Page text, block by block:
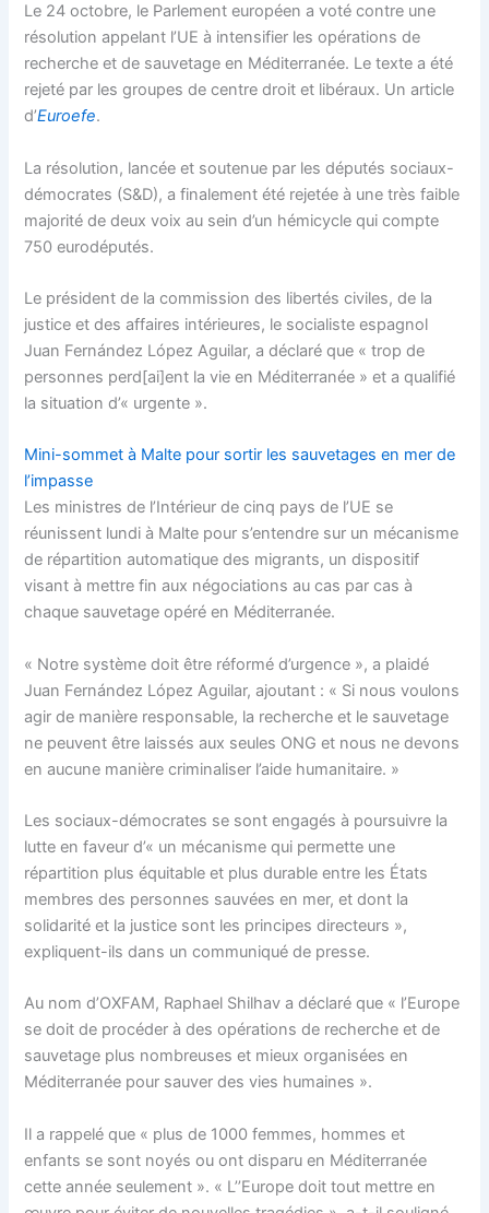
Le 24 octobre, le Parlement européen a voté contre une
résolution appelant l’UE à intensifier les opérations de
recherche et de sauvetage en Méditerranée. Le texte a été
rejeté par les groupes de centre droit et libéraux. Un article
d’Euroefe.
La résolution, lancée et soutenue par les députés sociaux-
démocrates (S&D), a finalement été rejetée à une très faible
majorité de deux voix au sein d’un hémicycle qui compte
750 eurodéputés.
Le président de la commission des libertés civiles, de la
justice et des affaires intérieures, le socialiste espagnol
Juan Fernández López Aguilar, a déclaré que « trop de
personnes perd[ai]ent la vie en Méditerranée » et a qualifié
la situation d’« urgente ».
Mini-sommet à Malte pour sortir les sauvetages en mer de
l’impasse
Les ministres de l’Intérieur de cinq pays de l’UE se
réunissent lundi à Malte pour s’entendre sur un mécanisme
de répartition automatique des migrants, un dispositif
visant à mettre fin aux négociations au cas par cas à
chaque sauvetage opéré en Méditerranée.
« Notre système doit être réformé d’urgence », a plaidé
Juan Fernández López Aguilar, ajoutant : « Si nous voulons
agir de manière responsable, la recherche et le sauvetage
ne peuvent être laissés aux seules ONG et nous ne devons
en aucune manière criminaliser l’aide humanitaire. »
Les sociaux-démocrates se sont engagés à poursuivre la
lutte en faveur d’« un mécanisme qui permette une
répartition plus équitable et plus durable entre les États
membres des personnes sauvées en mer, et dont la
solidarité et la justice sont les principes directeurs »,
expliquent-ils dans un communiqué de presse.
Au nom d’OXFAM, Raphael Shilhav a déclaré que « l’Europe
se doit de procéder à des opérations de recherche et de
sauvetage plus nombreuses et mieux organisées en
Méditerranée pour sauver des vies humaines ».
Il a rappelé que « plus de 1000 femmes, hommes et
enfants se sont noyés ou ont disparu en Méditerranée
cette année seulement ». « L’’Europe doit tout mettre en